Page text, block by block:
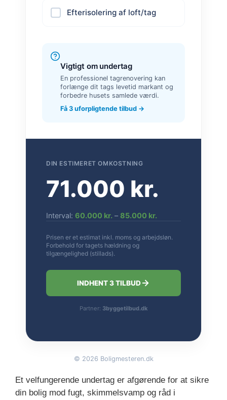
Efterisolering af loft/tag
Vigtigt om undertag
En professionel tagrenovering kan
forlænge dit tags levetid markant og
forbedre husets samlede værdi.
Få 3 uforpligtende tilbud →
DIN ESTIMERET OMKOSTNING
71.000 kr.
Interval: 60.000 kr. – 85.000 kr.
Prisen er et estimat inkl. moms og arbejdsløn.
Forbehold for tagets hældning og
tilgængelighed (stillads).
INDHENT 3 TILBUD
Partner: 3byggetilbud.dk
© 2026 Boligmesteren.dk
Et velfungerende undertag er afgørende for at sikre
din bolig mod fugt, skimmelsvamp og råd i